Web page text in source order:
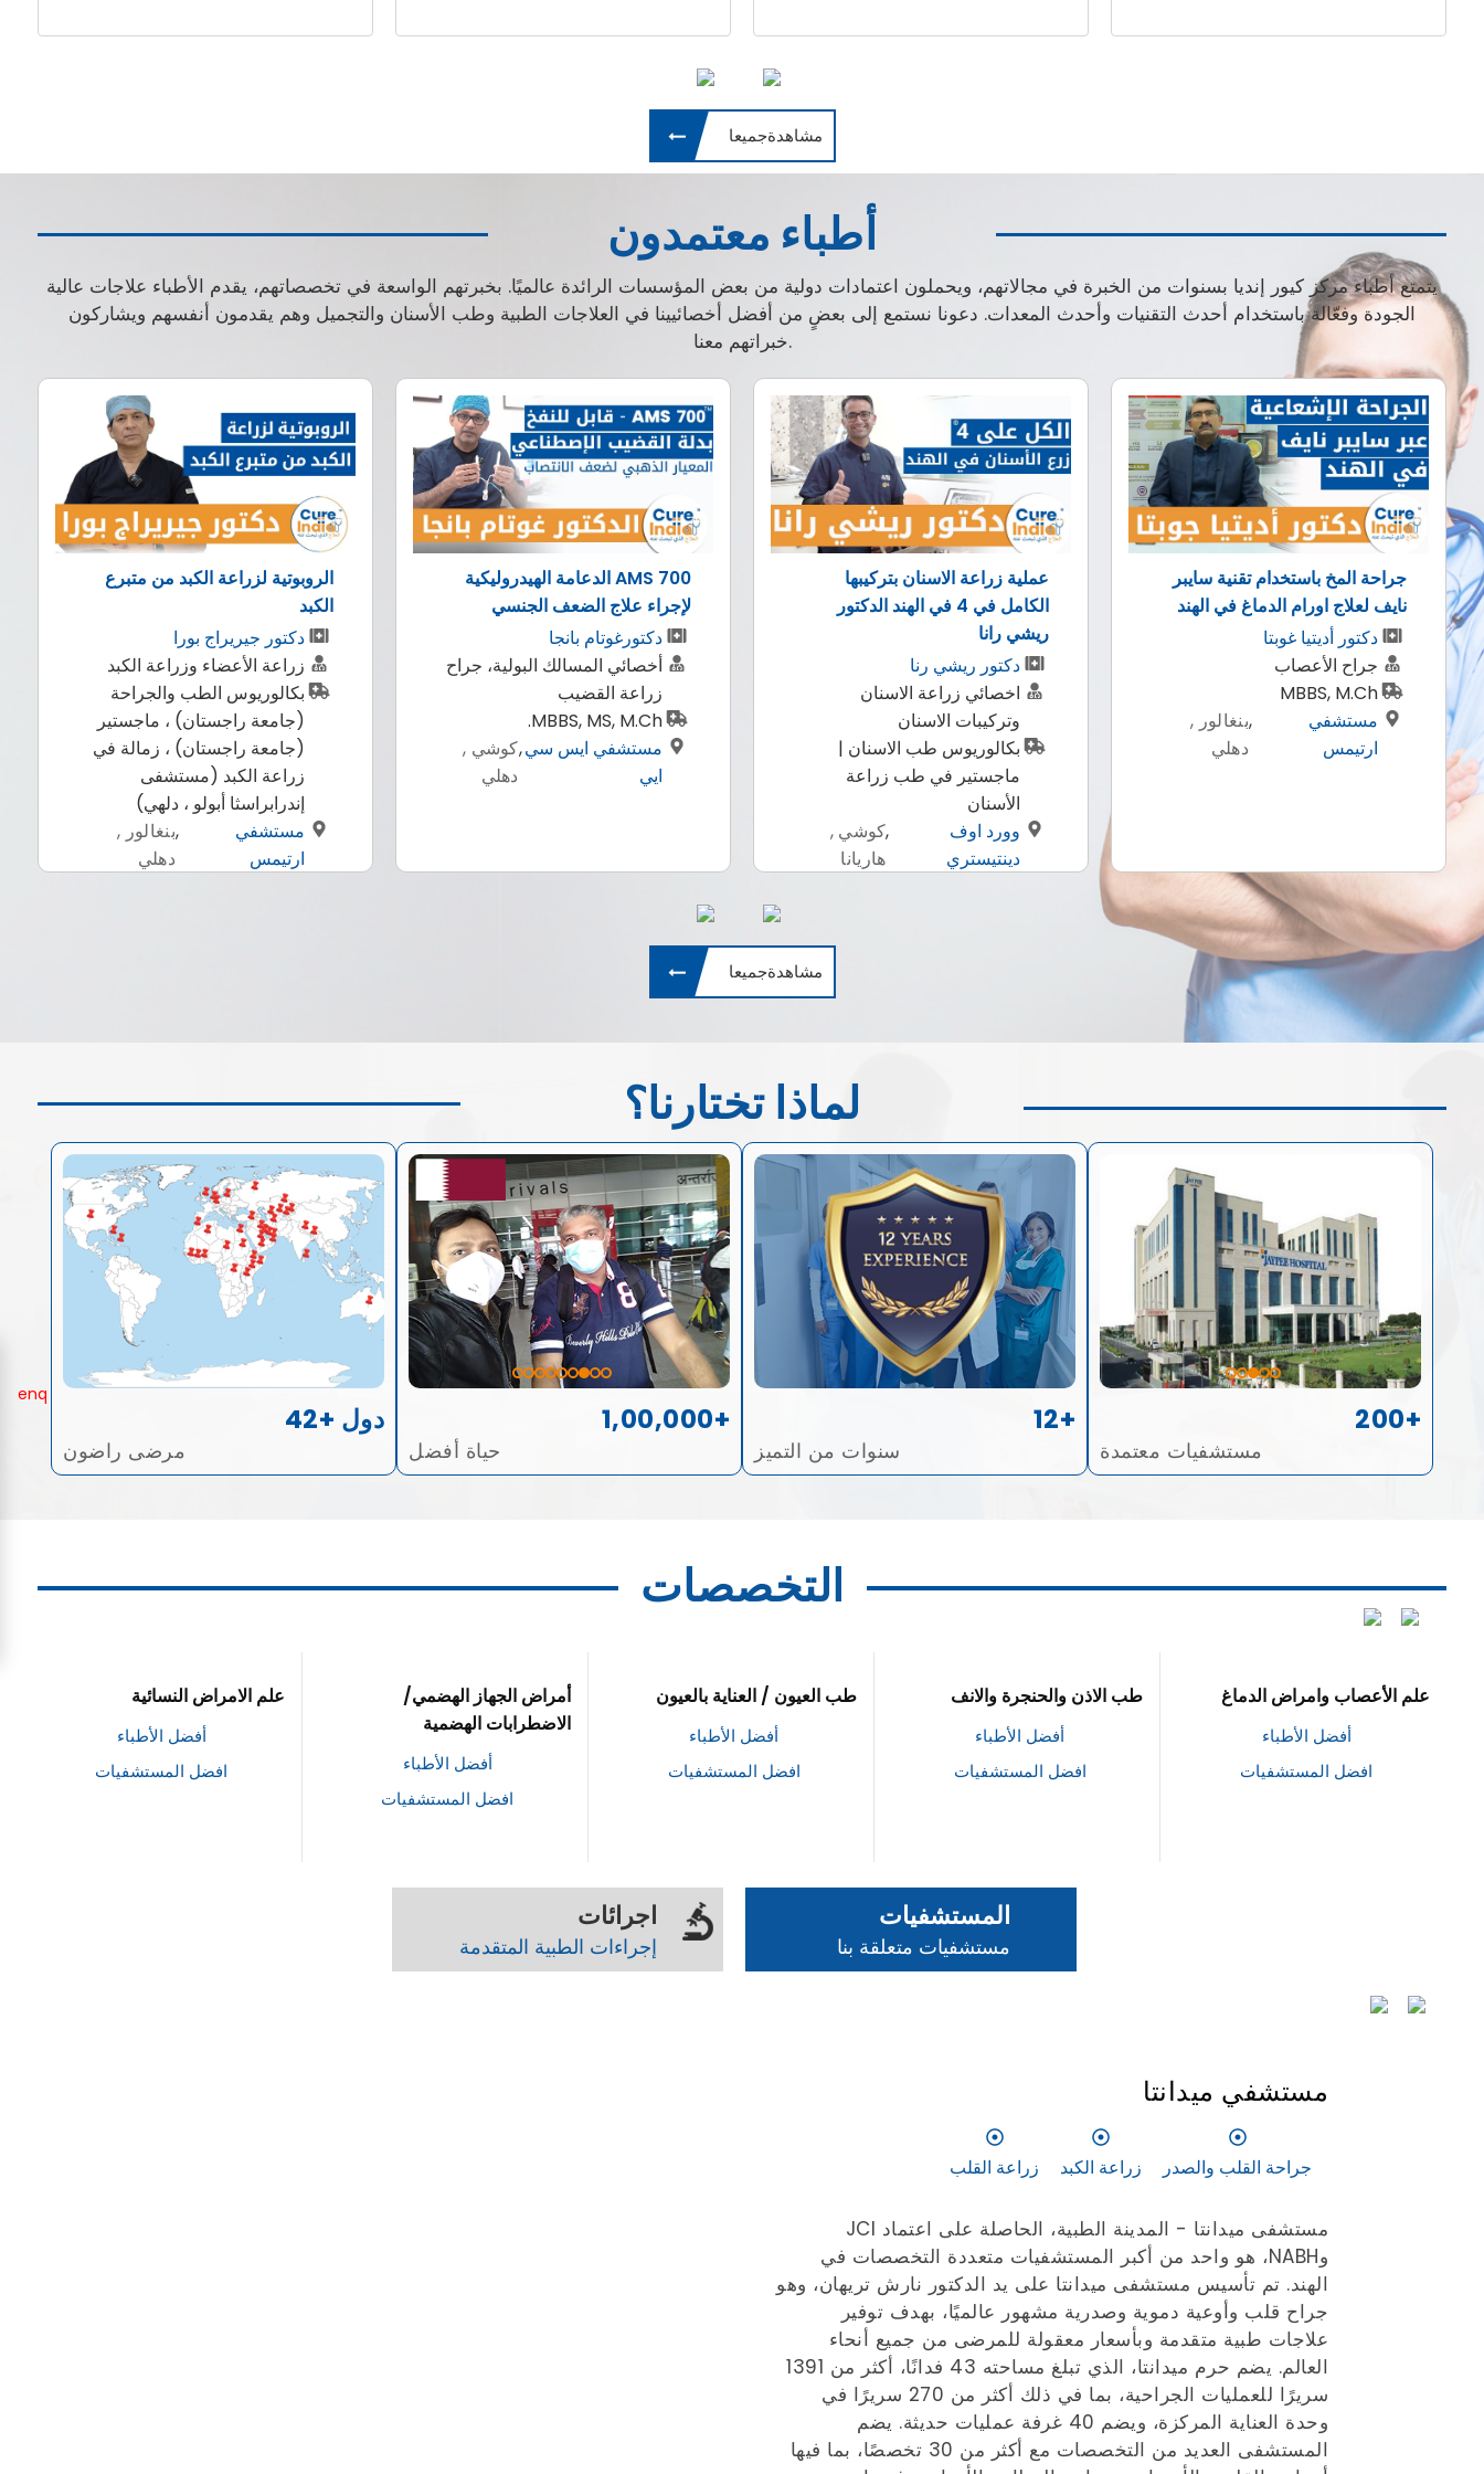
مشاهدةجميعا
أطباء معتمدون
يتمتع أطباء مركز كيور إنديا بسنوات من الخبرة في مجالاتهم، ويحملون اعتمادات دولية من بعض المؤسسات الرائدة عالميًا. بخبرتهم الواسعة في تخصصاتهم، يقدم الأطباء علاجات عالية
الجودة وفعّالة باستخدام أحدث التقنيات وأحدث المعدات. دعونا نستمع إلى بعضٍ من أفضل أخصائيينا في العلاجات الطبية وطب الأسنان والتجميل وهم يقدمون أنفسهم ويشاركون
خبراتهم معنا.
عملية زراعة الاسنان بتركيبها
الكامل في 4 في الهند الدكتور
ريشي رانا
دكتور ريشي رنا
اخصائي زراعة الاسنان
وتركيبات الاسنان
بكالوريوس طب الاسنان |
AMS 700 الدعامة الهيدروليكية
لإجراء علاج الضعف الجنسي
دكتورغوتام بانجا
أخصائي المسالك البولية، جراح
زراعة القضيب
MBBS, MS, M.Ch.
مستشفي ايس سي
ايي
,كوشي ,
دهلي
الروبوتية لزراعة الكبد من متبرع
الكبد
دكتور جيريراج بورا
زراعة الأعضاء وزراعة الكبد
بكالوريوس الطب والجراحة
(جامعة راجستان) ، ماجستير
(جامعة راجستان) ، زمالة في
زراعة الكبد (مستشفى
المتخصص لعلاج العيون علاج شبكية
العيون وزراعة القرنية
طبيب العيون دكتور سوراج
منجال
متخصص العيون
بكالوريوس طب وجراحة
ماجستير (طب العيون)
مستشفى سايت افينيو
للعيون
مشاهدةجميعا
لماذا تختارنا؟
42+ دول
مرضى راضون
1,00,000+
حياة أفضل
12+
سنوات من التميز
200+
مستشفيات معتمدة
التخصصات
علم الأعصاب وامراض الدماغ
أفضل الأطباء
افضل المستشفيات
طب الاذن والحنجرة والانف
أفضل الأطباء
افضل المستشفيات
طب العيون / العناية بالعيون
أفضل الأطباء
افضل المستشفيات
أمراض الجهاز الهضمي/
الاضطرابات الهضمية
أفضل الأطباء
افضل المستشفيات
علم الامراض النسائية
أفضل الأطباء
افضل المستشفيات
اجرائات
إجراءات الطبية المتقدمة
المستشفيات
مستشفيات متعلقة بنا
مستشفي ميدانتا
جراحة القلب والصدر زراعة الكبد زراعة القلب
مستشفى ميدانتا - المدينة الطبية، الحاصلة على اعتماد JCI
وNABH، هو واحد من أكبر المستشفيات متعددة التخصصات في
الهند. تم تأسيس مستشفى ميدانتا على يد الدكتور نارش تريهان، وهو
جراح قلب وأوعية دموية وصدرية مشهور عالميًا، بهدف توفير
علاجات طبية متقدمة وبأسعار معقولة للمرضى من جميع أنحاء
العالم. يضم حرم ميدانتا، الذي تبلغ مساحته 43 فدانًا، أكثر من 1391
سريرًا للعمليات الجراحية، بما في ذلك أكثر من 270 سريرًا في
وحدة العناية المركزة، ويضم 40 غرفة عمليات حديثة. يضم
المستشفى العديد من التخصصات مع أكثر من 30 تخصصًا، بما فيها